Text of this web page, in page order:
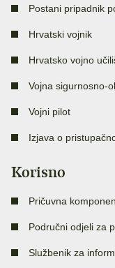
Postani pripadnik
Hrvatski vojnik
Hrvatsko vojno
Vojna sigurnosno-
Vojni pilot
Izjava o
Korisno
Pričuvna
Područni odjeli za
Službenik za